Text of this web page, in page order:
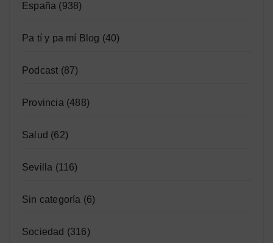
España (938)
Pa tí y pa mí Blog (40)
Podcast (87)
Provincia (488)
Salud (62)
Sevilla (116)
Sin categoría (6)
Sociedad (316)